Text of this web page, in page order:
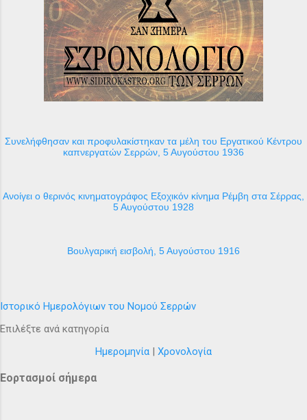
Συνελήφθησαν και προφυλακίστηκαν τα μέλη του Εργατικού Κέντρου
καπνεργατών Σερρών, 5 Αυγούστου 1936
Ανοίγει ο θερινός κινηματογράφος Εξοχικόν κίνημα Ρέμβη στα Σέρρας,
5 Αυγούστου 1928
Βουλγαρική εισβολή, 5 Αυγούστου 1916
Ιστορικό Ημερολόγιων του Νομού Σερρών
Επιλέξτε ανά κατηγορία
Ημερομηνία | Χρονολογία
Εορτασμοί σήμερα